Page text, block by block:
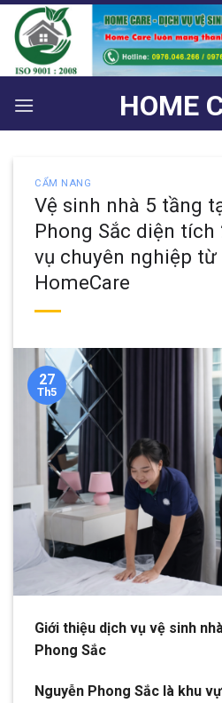
Bỏ
qua
nội
dung
HOME
CẨM NANG
Vệ sinh nhà 5 tầng
Phong Sắc diện tích
vụ chuyên nghiệp từ
HomeCare
27
Th5
Giới thiệu dịch vụ vệ sinh
Phong Sắc
Nguyễn Phong Sắc là khu